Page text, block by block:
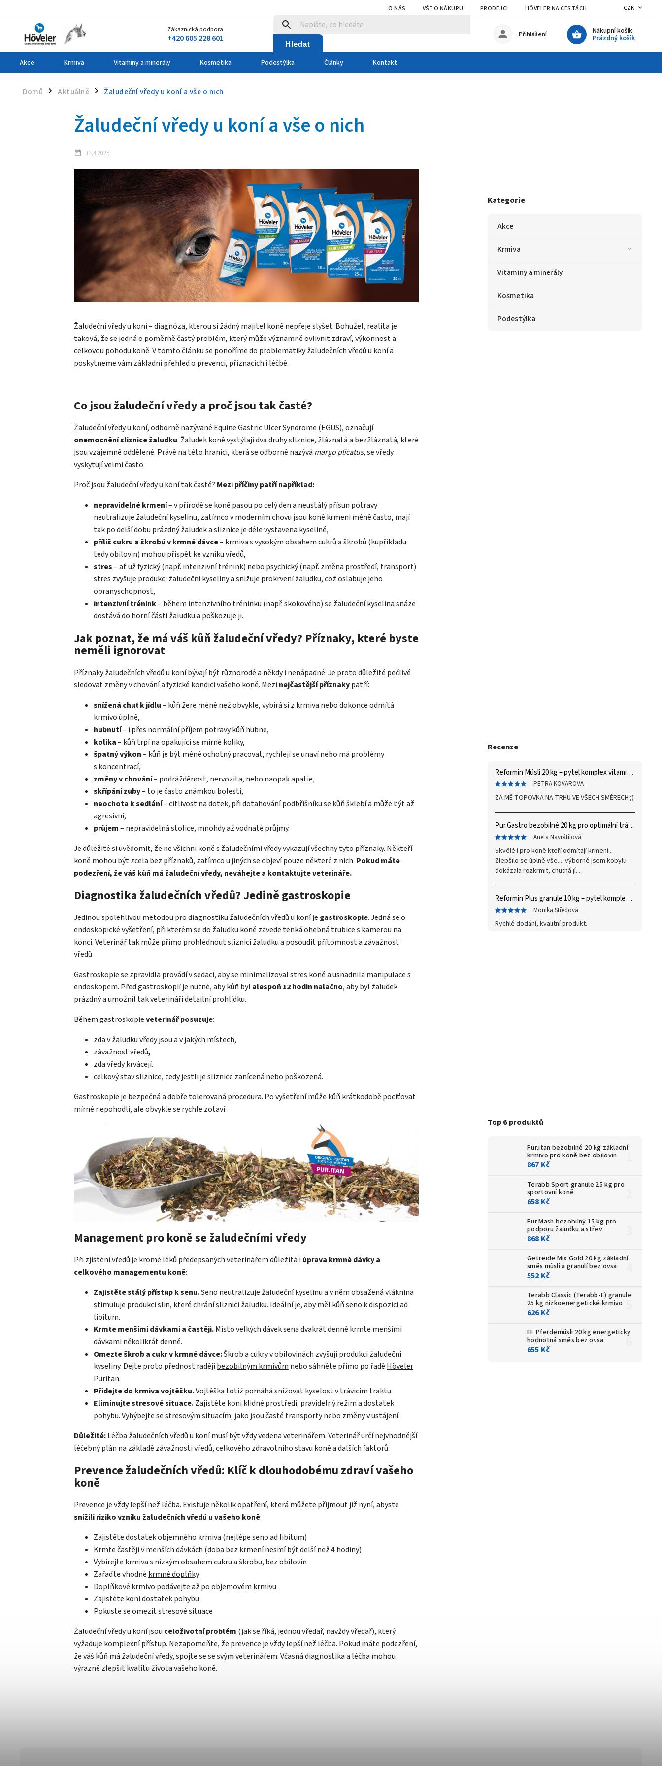
O NÁS VŠE O NÁKUPU PRODEJCI HÖVELER NA CESTÁCH CZK
Zákaznická podpora:
+420 605 228 601 Hledat
Nákupní košík
Prázdný košík
Přihlášení
Akce Krmiva Vitaminy a minerály Kosmetika Podestýlka Články Kontakt
Domů / Aktuálně / Žaludeční vředy u koní a vše o nich
Kategorie
Akce
Krmiva
Vitaminy a minerály
Kosmetika
Podestýlka
Recenze
Reformin Müsli 20 kg – pytelkomplex vitaminů a minerálů
PETRA KOVÁŘOVÁ
ZA MĚ TOPOVKA NA TRHU VE VŠECH SMĚRECH ;)
Pur.Gastro bezobilné 20 kgpro optimální trávení
Aneta Navrátilová
Skvělé i pro koně kteří odmítají krmení...
Zlepšilo se úplně vše.... výborně jsem kobylu
dokázala rozkrmit, chutná jí....
Reformin Plus granule 10 kg – pytelkomplex vitaminů a minerálů
Monika Středová
Rychlé dodání, kvalitní produkt.
Top 6 produktů
Pur.itan bezobilné 20 kg základní
krmivo pro koně bez obilovin
867 Kč
Terabb Sport granule 25 kgpro
sportovní koně
658 Kč
Pur.Mash bezobilný 15 kg pro
podporu žaludku a střev
868 Kč
Getreide Mix Gold 20 kg základní
směs müsli a granulí bez ovsa
552 Kč
Terabb Classic (Terabb-E) granule
25 kg nízkoenergetické krmivo
626 Kč
EF Pferdemüsli 20 kgenergeticky
hodnotná směs bez ovsa
655 Kč
Žaludeční vředy u koní a vše o nich
13.4.2025
Žaludeční vředy u koní – diagnóza, kterou si žádný majitel koně nepřeje slyšet. Bohužel, realita je
taková, že se jedná o poměrně častý problém, který může významně ovlivnit zdraví, výkonnost a
celkovou pohodu koně. V tomto článku se ponoříme do problematiky žaludečních vředů u koní a
poskytneme vám základní přehled o prevenci, příznacích i léčbě.
Co jsou žaludeční vředy a proč jsou tak časté?
Žaludeční vředy u koní, odborně nazývané Equine Gastric Ulcer Syndrome (EGUS), označují
onemocnění sliznice žaludku. Žaludek koně vystýlají dva druhy sliznice, žláznatá a bezžláznatá, které
jsou vzájemně oddělené. Právě na této hranici, která se odborně nazývá margo plicatus, se vředy
vyskytují velmi často.
Proč jsou žaludeční vředy u koní tak časté? Mezi příčiny patří například:
nepravidelné krmení– v přírodě se koně pasou po celý den a neustálý přísun potravy
neutralizuje žaludeční kyselinu, zatímco v moderním chovu jsou koně krmeni méně často, mají
tak po delší dobu prázdný žaludek a sliznice je déle vystavena kyselině,
příliš cukru a škrobů v krmné dávce– krmiva s vysokým obsahem cukrů a škrobů (kupříkladu
tedy obilovin) mohou přispět ke vzniku vředů,
stres– ať už fyzický (např. intenzivní trénink) nebo psychický (např. změna prostředí, transport)
stres zvyšuje produkci žaludeční kyseliny a snižuje prokrvení žaludku, což oslabuje jeho
obranyschopnost,
intenzivní trénink– během intenzivního tréninku (např. skokového) se žaludeční kyselina snáze
dostává do horní části žaludku a poškozuje ji.
Jak poznat, že má váš kůň žaludeční vředy? Příznaky, které byste
neměli ignorovat
Příznaky žaludečních vředů u koní bývají být různorodé a někdy i nenápadné. Je proto důležité pečlivě
sledovat změny v chování a fyzické kondici vašeho koně. Mezi nejčastější příznakypatří:
snížená chuť k jídlu– kůň žere méně než obvykle, vybírá si z krmiva nebo dokonce odmítá
krmivo úplně,
hubnutí– i přes normální příjem potravy kůň hubne,
kolika– kůň trpí na opakující se mírné koliky,
špatný výkon– kůň je být méně ochotný pracovat, rychleji se unaví nebo má problémy
s koncentrací,
změny v chování– podrážděnost, nervozita, nebo naopak apatie,
skřípání zuby– to je často známkou bolesti,
neochota k sedlání– citlivost na dotek, při dotahování podbřišníku se kůň šklebí a může být až
agresivní,
průjem– nepravidelná stolice, mnohdy až vodnaté průjmy.
Je důležité si uvědomit, že ne všichni koně s žaludečními vředy vykazují všechny tyto příznaky. Někteří
koně mohou být zcela bez příznaků, zatímco u jiných se objeví pouze některé z nich. Pokud máte
podezření, že váš kůň má žaludeční vředy, neváhejte a kontaktujte veterináře.
Diagnostika žaludečních vředů? Jedině gastroskopie
Jedinou spolehlivou metodou pro diagnostiku žaludečních vředů u koní je gastroskopie. Jedná se o
endoskopické vyšetření, při kterém se do žaludku koně zavede tenká ohebná trubice s kamerou na
konci. Veterinář tak může přímo prohlédnout sliznici žaludku a posoudit přítomnost a závažnost
vředů.
Gastroskopie se zpravidla provádí v sedaci, aby se minimalizoval stres koně a usnadnila manipulace s
endoskopem. Před gastroskopií je nutné, aby kůň byl alespoň 12 hodin nalačno, aby byl žaludek
prázdný a umožnil tak veterináři detailní prohlídku.
Během gastroskopieveterinář posuzuje:
zda v žaludku vředy jsou a v jakých místech,
závažnost vředů,
zda vředy krvácejí.
celkový stav sliznice, tedy jestli je sliznice zanícená nebo poškozená.
Gastroskopie je bezpečná a dobře tolerovaná procedura. Po vyšetření může kůň krátkodobě pociťovat
mírné nepohodlí, ale obvykle se rychle zotaví.
Management pro koně se žaludečními vředy
Při zjištění vředů je kromě léků předepsaných veterinářem důležitá i úprava krmné dávky a
celkového managementu koně:
Zajistěte stálý přístup k senu.Seno neutralizuje žaludeční kyselinu a v něm obsažená vláknina
stimuluje produkci slin, které chrání sliznici žaludku. Ideální je, aby měl kůň seno k dispozici ad
libitum.
Krmte menšími dávkami a častěji.Místo velkých dávek sena dvakrát denně krmte menšími
dávkami několikrát denně.
Omezte škrob a cukr v krmné dávce:Škrob a cukry v obilovinách zvyšují produkci žaludeční
kyseliny. Dejte proto přednost raději bezobilným krmivům nebo sáhněte přímo po řadě Höveler
Puritan.
Přidejte do krmiva vojtěšku.Vojtěška totiž pomáhá snižovat kyselost v trávicím traktu.
Eliminujte stresové situace.Zajistěte koni klidné prostředí, pravidelný režim a dostatek
pohybu. Vyhýbejte se stresovým situacím, jako jsou časté transporty nebo změny v ustájení.
Důležité:Léčba žaludečních vředů u koní musí být vždy vedena veterinářem. Veterinář určí nejvhodnější
léčebný plán na základě závažnosti vředů, celkového zdravotního stavu koně a dalších faktorů.
Prevence žaludečních vředů: Klíč k dlouhodobému zdraví vašeho
koně
Prevence je vždy lepší než léčba. Existuje několik opatření, která můžete přijmout již nyní, abyste
snížili riziko vzniku žaludečních vředů u vašeho koně:
Zajistěte dostatek objemného krmiva (nejlépe seno ad libitum)
Krmte častěji v menších dávkách (doba bez krmení nesmí být delší než 4 hodiny)
Vybírejte krmiva s nízkým obsahem cukru a škrobu, bez obilovin
Zařaďte vhodné krmné doplňky
Doplňkové krmivo podávejte až poobjemovém krmivu
Zajistěte koni dostatek pohybu
Pokuste se omezit stresové situace
Žaludeční vředy u koní jsou celoživotní problém (jak se říká, jednou vředař, navždy vředař), který
vyžaduje komplexní přístup. Nezapomeňte, že prevence je vždy lepší než léčba. Pokud máte podezření,
že váš kůň má žaludeční vředy, spojte se se svým veterinářem. Včasná diagnostika a léčba mohou
výrazně zlepšit kvalitu života vašeho koně.